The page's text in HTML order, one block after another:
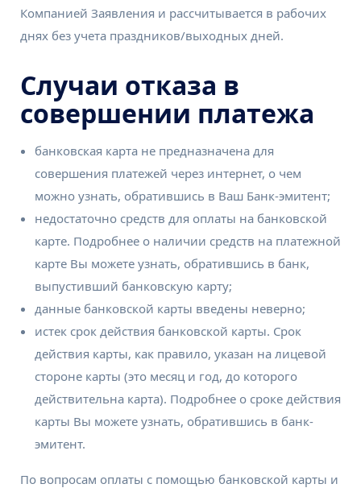
Компанией Заявления и рассчитывается в рабочих
днях без учета праздников/выходных дней.
Случаи отказа в
совершении платежа
банковская карта не предназначена для
совершения платежей через интернет, о чем
можно узнать, обратившись в Ваш Банк-эмитент;
недостаточно средств для оплаты на банковской
карте. Подробнее о наличии средств на платежной
карте Вы можете узнать, обратившись в банк,
выпустивший банковскую карту;
данные банковской карты введены неверно;
истек срок действия банковской карты. Срок
действия карты, как правило, указан на лицевой
стороне карты (это месяц и год, до которого
действительна карта). Подробнее о сроке действия
карты Вы можете узнать, обратившись в банк-
эмитент.
По вопросам оплаты с помощью банковской карты и